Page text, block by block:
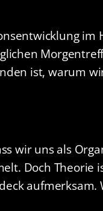
im
ist, warum
wir uns als
Doch Theorie